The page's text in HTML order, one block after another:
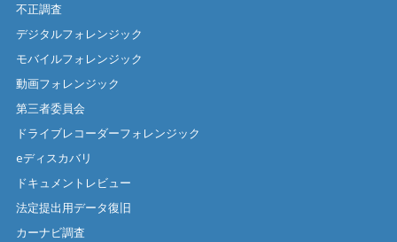
不正調査
デジタルフォレンジック
モバイルフォレンジック
動画フォレンジック
第三者委員会
ドライブレコーダーフォレンジック
eディスカバリ
ドキュメントレビュー
法定提出用データ復旧
カーナビ調査